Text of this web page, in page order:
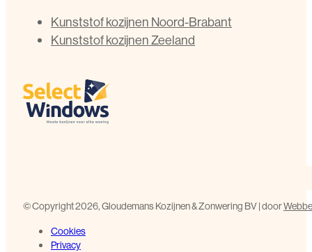
Kunststof kozijnen Noord-Brabant
Kunststof kozijnen Zeeland
©️ Copyright 2026, Gloudemans Kozijnen & Zonwering BV | door
Cookies
Privacy